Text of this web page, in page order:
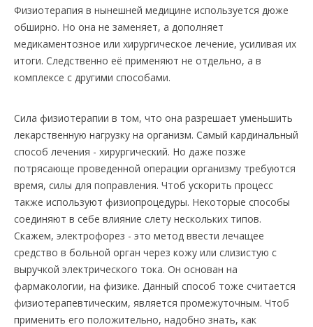
Физиотерапия в нынешней медицине используется дюже
обширно. Но она не заменяет, а дополняет
медикаментозное или хирургическое лечение, усиливая их
итоги. Следственно её применяют не отдельно, а в
комплексе с другими способами.
Сила физиотерапии в том, что она разрешает уменьшить
лекарственную нагрузку на организм. Самый кардинальный
способ лечения - хирургический. Но даже позже
потрясающе проведенной операции организму требуются
время, силы для поправления. Чтоб ускорить процесс
также используют физиопроцедуры. Некоторые способы
соединяют в себе влияние слету нескольких типов.
Скажем, электрофорез - это метод ввести лечащее
средство в больной орган через кожу или слизистую с
выручкой электрического тока. Он основан на
фармакологии, на физике. Данный способ тоже считается
физиотерапевтическим, является промежуточным. Чтоб
применить его положительно, надобно знать, как